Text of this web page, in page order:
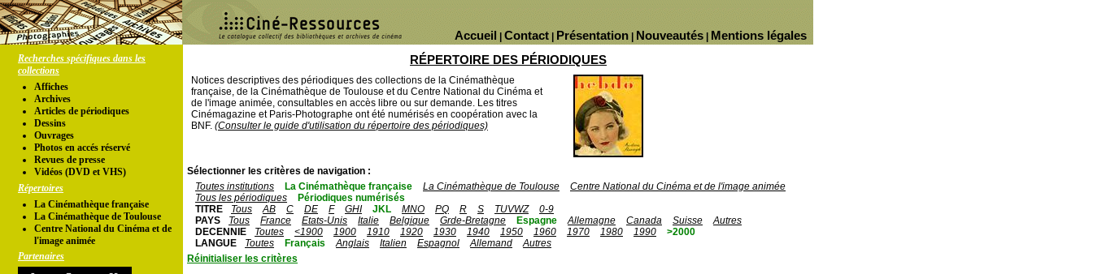
Mentions légales
Nouveautés
Présentation
Contact
Accueil
Recherches spécifiques dans les
collections
Affiches
Archives
Articles de périodiques
Dessins
Ouvrages
Photos en accés réservé
Revues de presse
Vidéos (DVD et VHS)
Répertoires
La Cinémathèque française
La Cinémathèque de Toulouse
Centre National du Cinéma et de
l'image animée
Partenaires
RÉPERTOIRE DES PÉRIODIQUES
Notices descriptives des périodiques des collections de la Cinémathèque
française, de la Cinémathèque de Toulouse et du Centre National du Cinéma et
de l'image animée, consultables en accès libre ou sur demande. Les titres
Cinémagazine et Paris-Photographe ont été numérisés en coopération avec la
BNF. (Consulter le guide d'utilisation du répertoire des périodiques)
Sélectionner les critères de navigation :
Toutes institutions
La Cinémathèque française La Cinémathèque de Toulouse
Centre National du Cinéma et de l'image animée
Tous les périodiques
Périodiques numérisés
TITRE
Tous AB C DE F GHI JKL MNO PQ R S TUVWZ
0-9
PAYS
Tous France Etats-Unis Italie Belgique Grde-Bretagne Espagne Allemagne Canada Suisse
Autres
DECENNIE
Toutes <1900 1900 1910 1920 1930 1940 1950 1960 1970 1980 1990
>2000
LANGUE
Toutes Français Anglais Italien Espagnol Allemand
Autres
Réinitialiser les critères